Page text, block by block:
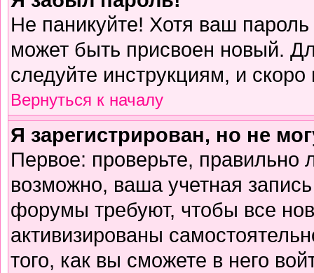
Не паникуйте! Хотя ваш
может быть присвоен новый.
следуйте инструкциям, и
Вернуться к началу
Я зарегистрирован, но не
Первое: проверьте,
возможно, ваша учетная
форумы требуют, чтобы все
активизированы
того, как вы сможете в него